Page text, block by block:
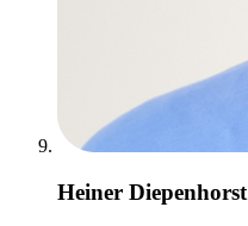
Heiner Diepenhorst